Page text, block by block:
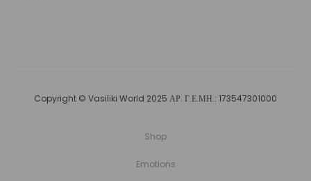
Copyright © Vasiliki World 2025 ΑΡ. Γ.Ε.ΜΗ.: 173547301000
Shop
Emotions